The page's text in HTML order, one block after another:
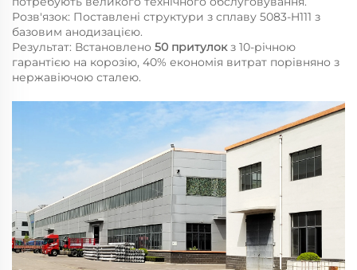
Розв'язок: Поставлені структури з сплаву 5083-H111 з
базовим анодизацією.
Результат: Встановлено 50 притулокз 10-річною
гарантією на корозію, 40% економія витрат порівняно з
нержавіючою сталею.